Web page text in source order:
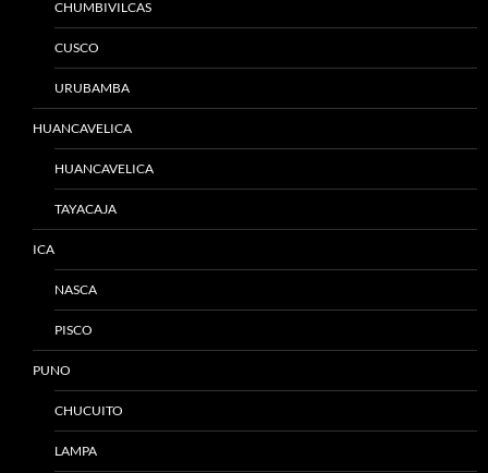
CHUMBIVILCAS
CUSCO
URUBAMBA
HUANCAVELICA
HUANCAVELICA
TAYACAJA
ICA
NASCA
PISCO
PUNO
CHUCUITO
LAMPA